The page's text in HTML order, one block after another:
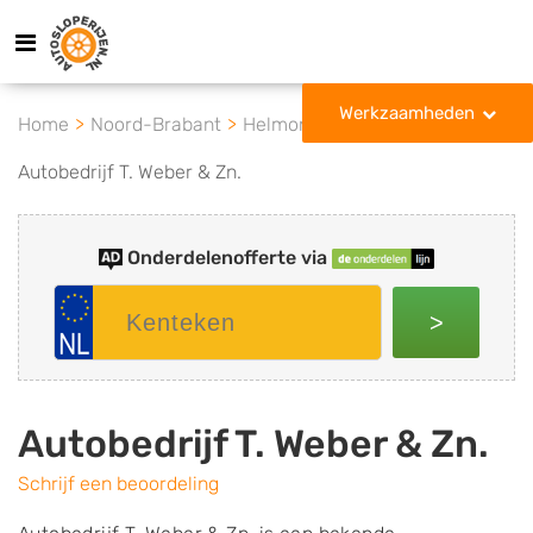
Werkzaamheden
Home Noord-Brabant Helmond
Autobedrijf T. Weber & Zn.
Onderdelenofferte via
>
Autobedrijf T. Weber & Zn.
Schrijf een beoordeling